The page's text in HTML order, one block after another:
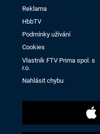
Reklama
HbbTV
Podmínky užívání
Cookies
Vlastník FTV Prima spol. s
r.o.
Nahlásit chybu